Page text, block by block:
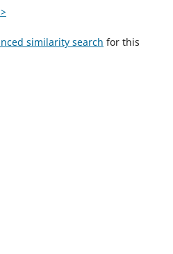
similarity search for this